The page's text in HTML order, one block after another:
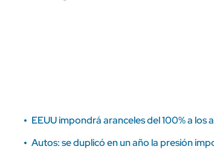
EEUU impondrá aranceles del 100% a los
Autos: se duplicó en un año la presión